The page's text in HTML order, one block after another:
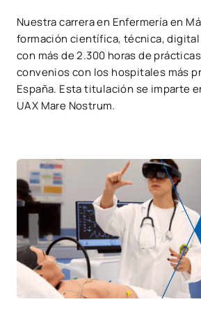
Salidas profesionales
Calidad
Nuestra carrera en Enfermería en
formación científica, técnica,
con más de 2.300 horas de
convenios con los hospitales más
España. Esta titulación se imparte
UAX Mare Nostrum.